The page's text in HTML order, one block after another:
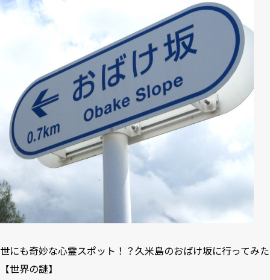
世にも奇妙な心霊スポット！？久米島のおばけ坂に行ってみた
【世界の謎】